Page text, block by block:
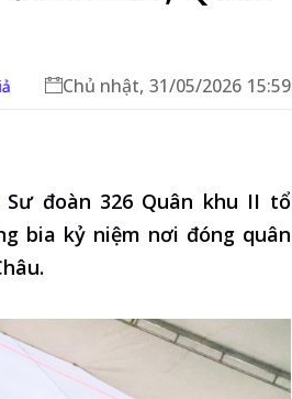
Chủ nhật, 31/05/2026 15:59
đoàn 326 Quân khu II tổ
bia kỷ niệm nơi đóng quân